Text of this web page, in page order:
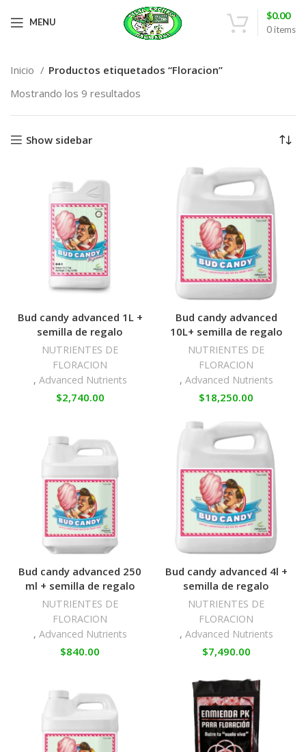
MENU
0items
$0.00
Inicio
Productos etiquetados “Floracion”
Mostrando los 9 resultados
Show sidebar
Bud candy advanced 1L +
semilla de regalo
NUTRIENTES DE
FLORACION
, Advanced Nutrients
$2,740.00
Bud candy advanced
10L+ semilla de regalo
NUTRIENTES DE
FLORACION
, Advanced Nutrients
$18,250.00
Bud candy advanced 250
ml + semilla de regalo
NUTRIENTES DE
FLORACION
, Advanced Nutrients
$840.00
Bud candy advanced 4l +
semilla de regalo
NUTRIENTES DE
FLORACION
, Advanced Nutrients
$7,490.00